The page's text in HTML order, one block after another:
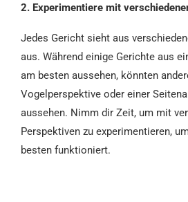
2. Experimentiere mit
Jedes Gericht sieht aus
aus. Während einige Gerichte aus
am besten aussehen, könnten
Vogelperspektive oder einer
aussehen. Nimm dir Zeit, um mit
Perspektiven zu experimentieren,
besten funktioniert.